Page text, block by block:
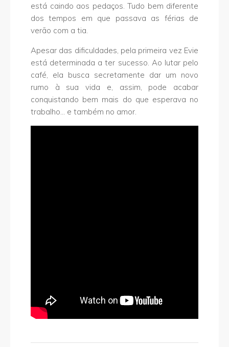
está caindo aos pedaços. Tudo bem diferente
dos tempos em que passava as férias de
verão com a tia.
Apesar das dificuldades, pela primeira vez Evie
está determinada a ter sucesso. Ao lutar pelo
café, ela busca secretamente dar um novo
rumo à sua vida e, assim, pode acabar
conquistando bem mais do que esperava no
trabalho… e também no amor.